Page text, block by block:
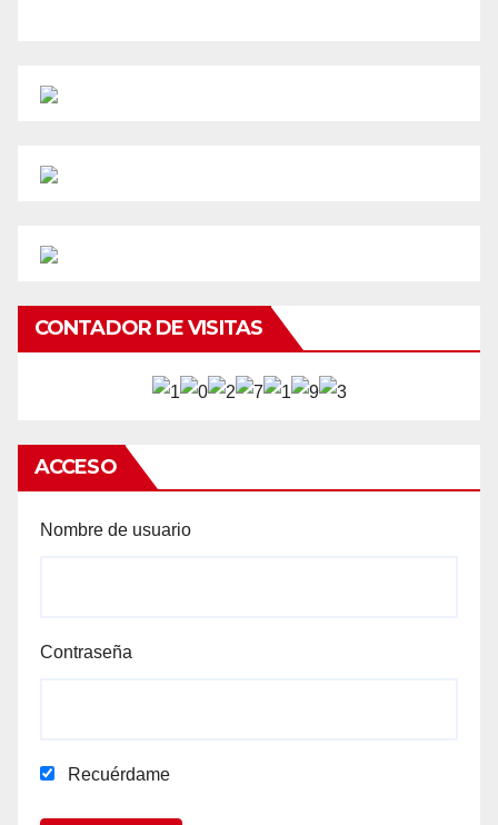
CONTADOR DE VISITAS
ACCESO
Nombre de usuario
Contraseña
Recuérdame